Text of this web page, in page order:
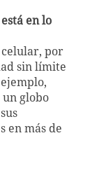
en lo
por
sin límite
globo
en más de